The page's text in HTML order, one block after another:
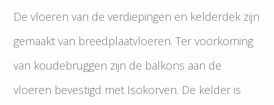
De vloeren van de verdiepingen en kelderdek zijn
gemaakt van breedplaatvloeren. Ter voorkoming
van koudebruggen zijn de balkons aan de
vloeren bevestigd met Isokorven. De kelder is